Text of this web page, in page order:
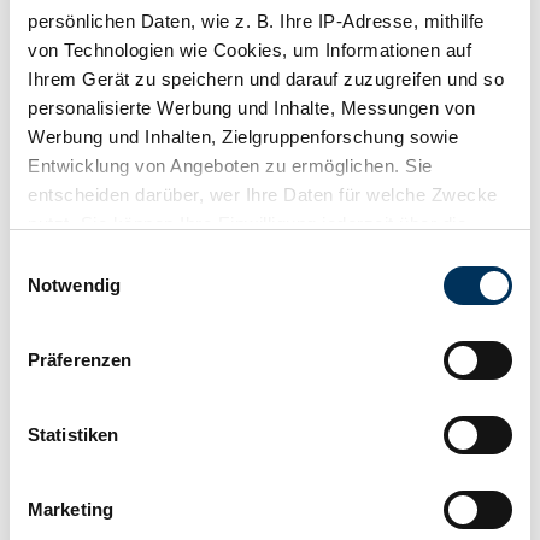
persönlichen Daten, wie z. B. Ihre IP-Adresse, mithilfe
von Technologien wie Cookies, um Informationen auf
Ihrem Gerät zu speichern und darauf zuzugreifen und so
personalisierte Werbung und Inhalte, Messungen von
Werbung und Inhalten, Zielgruppenforschung sowie
Entwicklung von Angeboten zu ermöglichen. Sie
entscheiden darüber, wer Ihre Daten für welche Zwecke
Trigger Symbol ändern oder widerrufen
Informationen über Ihre geografische Lage
können
bestimmten Merkmalen (Fingerprinting) identifizieren
Erfahren Sie mehr darüber, wie Ihre persönlichen Daten
Notwendig
Präferenzen
Statistiken
Marketing
1983 | BMW 320i
BMW 320i Cabriolet | 1989 | Route 66 Auctions - For sale by
auction. Estimate 10500 EUR